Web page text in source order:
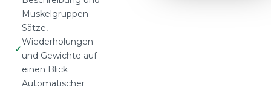
Muskelgruppen
Sätze,
Wiederholungen
und Gewichte auf
einen Blick
Automatischer